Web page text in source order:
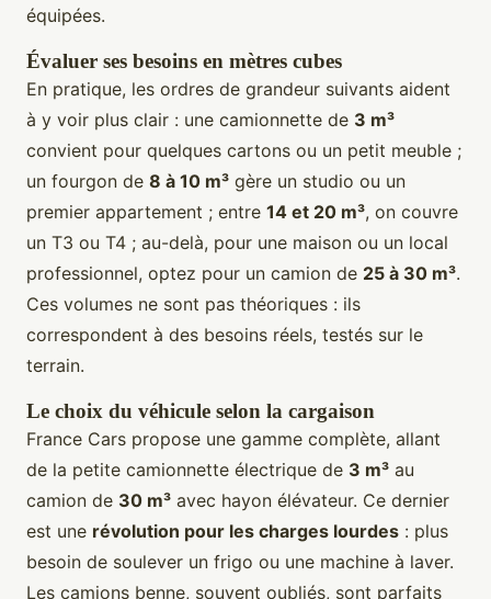
équipées.
Évaluer ses besoins en mètres cubes
En pratique, les ordres de grandeur suivants aident
à y voir plus clair : une camionnette de 3 m³
convient pour quelques cartons ou un petit meuble ;
un fourgon de 8 à 10 m³ gère un studio ou un
premier appartement ; entre 14 et 20 m³, on couvre
un T3 ou T4 ; au-delà, pour une maison ou un local
professionnel, optez pour un camion de 25 à 30 m³.
Ces volumes ne sont pas théoriques : ils
correspondent à des besoins réels, testés sur le
terrain.
Le choix du véhicule selon la cargaison
France Cars propose une gamme complète, allant
de la petite camionnette électrique de 3 m³ au
camion de 30 m³ avec hayon élévateur. Ce dernier
est une révolution pour les charges lourdes : plus
besoin de soulever un frigo ou une machine à laver.
Les camions benne, souvent oubliés, sont parfaits